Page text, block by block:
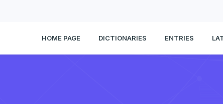
HOME PAGE DICTIONARIES ENTRIES